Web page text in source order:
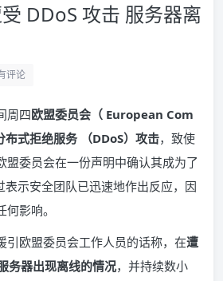
DDoS 攻击 服务器离
评论
周四欧盟委员会（ European Com
式拒绝服务 （DDoS）攻击，致使
盟委员会在一份声明中确认其成为了
表示安全团队已迅速地作出反应，因
影响。
引欧盟委员会工作人员的话称，在遭
务器出现离线的情况，并持续数小